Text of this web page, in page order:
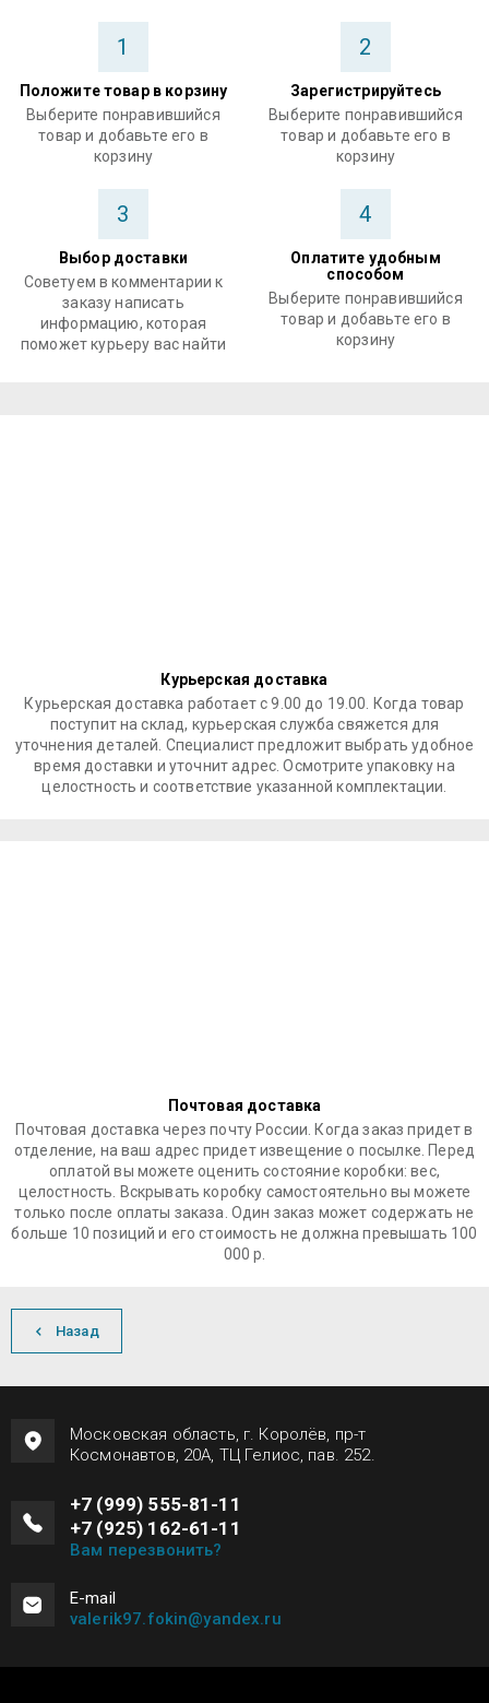
1
Положите товар в корзину
Выберите понравившийся
товар и добавьте его в
корзину
2
Зарегистрируйтесь
Выберите понравившийся
товар и добавьте его в
корзину
3
Выбор доставки
Советуем в комментарии к
заказу написать
информацию, которая
поможет курьеру вас найти
4
Оплатите удобным
способом
Выберите понравившийся
товар и добавьте его в
корзину
Курьерская доставка
Курьерская доставка работает с 9.00 до 19.00. Когда товар
поступит на склад, курьерская служба свяжется для
уточнения деталей. Специалист предложит выбрать удобное
время доставки и уточнит адрес. Осмотрите упаковку на
целостность и соответствие указанной комплектации.
Почтовая доставка
Почтовая доставка через почту России. Когда заказ придет в
отделение, на ваш адрес придет извещение о посылке. Перед
оплатой вы можете оценить состояние коробки: вес,
целостность. Вскрывать коробку самостоятельно вы можете
только после оплаты заказа. Один заказ может содержать не
больше 10 позиций и его стоимость не должна превышать 100
000 р.
Назад
Московская область, г. Королёв, пр-т
Космонавтов, 20А, ТЦ Гелиос, пав. 252.
+7 (999) 555-81-11
+7 (925) 162-61-11
Вам перезвонить?
Е-mail
valerik97.fokin@yandex.ru